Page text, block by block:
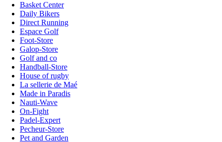
Basket Center
Daily Bikers
Direct Running
Espace Golf
Foot-Store
Galop-Store
Golf and co
Handball-Store
House of rugby
La sellerie de Maé
Made in Paradis
Nauti-Wave
On-Fight
Padel-Expert
Pecheur-Store
Pet and Garden